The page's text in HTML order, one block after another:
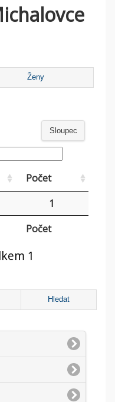
Ženy
Sloupec
Počet
1
Počet
1
Hledat